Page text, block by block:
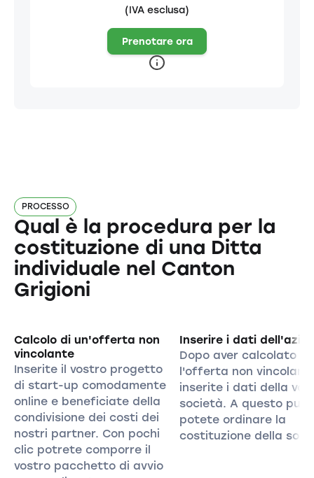
(IVA esclusa)
Prenotare ora
PROCESSO
Qual è la procedura per la
costituzione di una Ditta
individuale nel Canton
Grigioni
Calcolo di un'offerta non
vincolante
Inserite il vostro progetto
di start-up comodamente
online e beneficiate della
condivisione dei costi dei
nostri partner. Con pochi
clic potrete comporre il
vostro pacchetto di avvio
Inserire i dati
Dopo aver calcolato
l'offerta non
inserite i dati della
società. A questo
potete ordinare la
costituzione della